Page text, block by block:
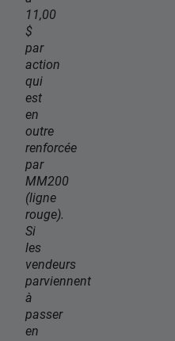
11,00
$
par
action
qui
est
en
outre
renforcée
par
MM200
(ligne
rouge).
Si
les
vendeurs
parviennent
à
passer
en